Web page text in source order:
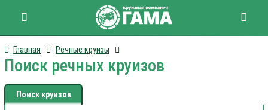
Главная Речные круизы
Поиск речных круизов
Поиск круизов